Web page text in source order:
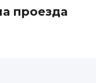
проезда